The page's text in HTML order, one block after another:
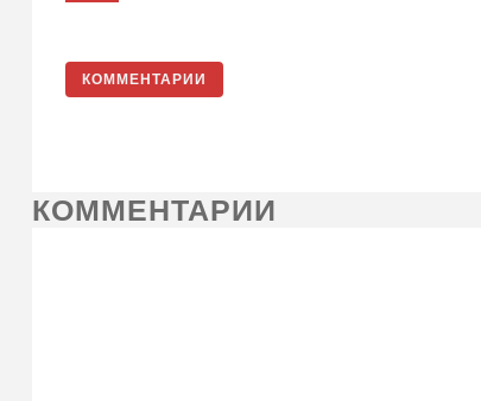
КОММЕНТАРИИ
КОММЕНТАРИИ